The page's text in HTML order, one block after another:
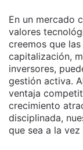
En un mercado
valores
creemos que
capitalización,
inversores,
gestión activa.
ventaja
crecimiento
disciplinada,
que sea a la